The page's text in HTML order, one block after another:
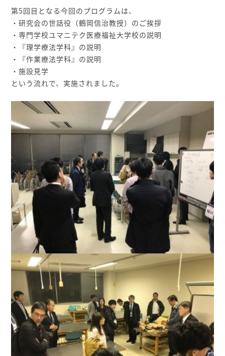
第5回目となる今回のプログラムは、
・研究会の世話役（鶴岡信治教授）のご挨拶
・専門学校ユマニテク医療福祉大学校の説明
・『理学療法学科』の説明
・『作業療法学科』の説明
・施設見学
という流れで、実施されました。